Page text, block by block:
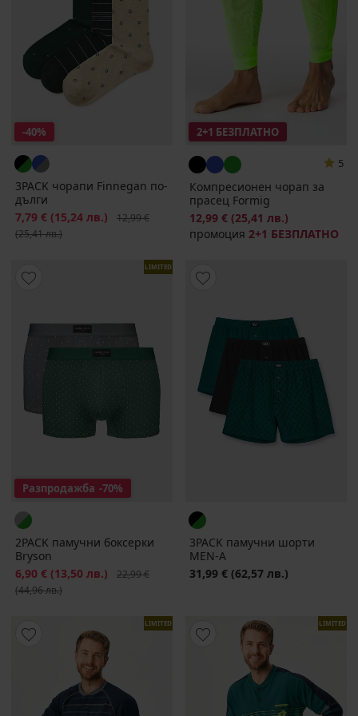
-40%
3PACK чорапи Finnegan по-
дълги
Намаление
7,79 € (15,24 лв.) Първоначална цена
12,99 €
(25,41 лв.)
2+1 БЕЗПЛАТНО
5
Компресионен чорап за
прасец Formig
12,99 € (25,41 лв.)
промоция 2+1 БЕЗПЛАТНО
LIMITED
Разпродажба -70%
2PACK памучни боксерки
Bryson
Намаление
6,90 € (13,50 лв.) Първоначална цена
22,99 €
(44,96 лв.)
3PACK памучни шорти
MEN-A
31,99 € (62,57 лв.)
LIMITED LIMITED